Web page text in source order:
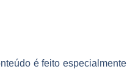
é feito especialmente